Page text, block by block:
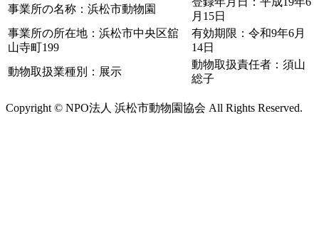
事業所の名称：浜松市動物園
月15日
事業所の所在地：浜松市中央区舘
山寺町199
有効期限：令和9年6月
14日
動物取扱業種別：展示
動物取扱責任者：須山
総子
Copyright © NPO法人 浜松市動物園協会 All Rights Reserved.